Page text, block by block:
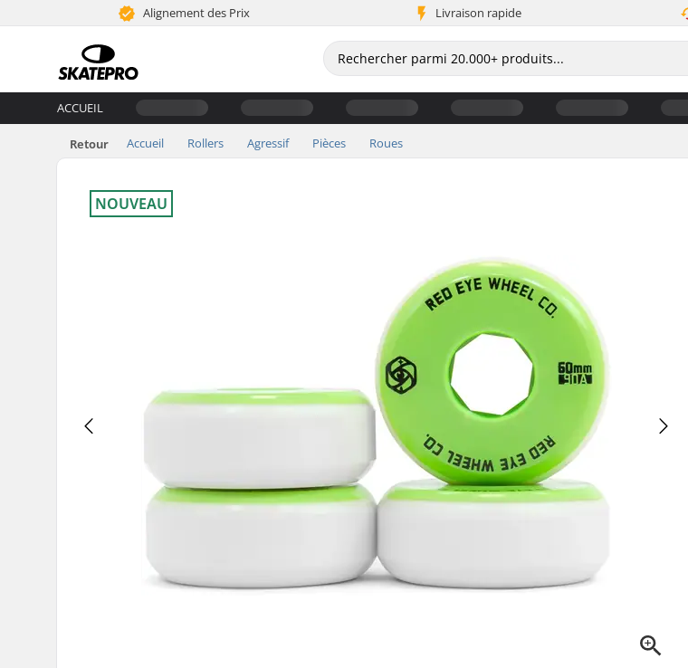
Alignement des Prix Livraison rapide
ACCUEIL
Retour Accueil Rollers Agressif Pièces Roues
NOUVEAU